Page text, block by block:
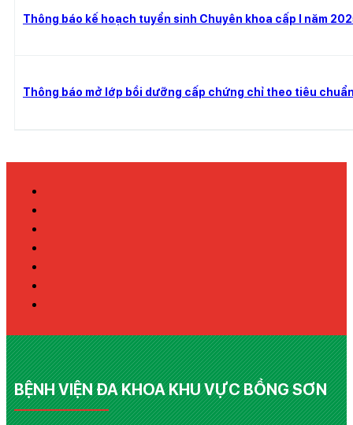
Thông báo kế hoạch tuyển sinh Chuyên khoa cấp I năm
Thông báo mở lớp bồi dưỡng cấp chứng chỉ theo tiêu
BỆNH VIỆN ĐA KHOA KHU VỰC BỒNG SƠN